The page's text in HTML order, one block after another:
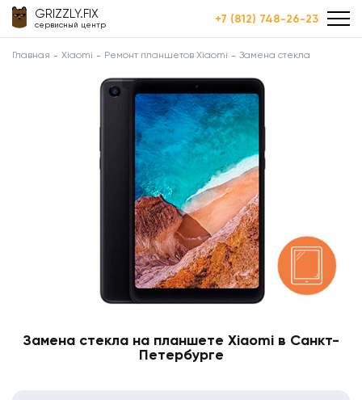
GRIZZLY.FIX
сервисный центр +7 (812) 748-26-23
Главная Xiaomi Ремонт планшетов Xiaomi Замена стекла
Замена стекла на планшете Xiaomi в Санкт-
Петербурге